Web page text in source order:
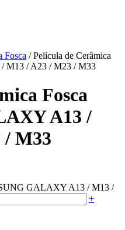
Fosca / Película de Cerâmica
M13 / A23 / M23 / M33
Fosca
A13 /
/ M33
GALAXY A13 / M13 /
+